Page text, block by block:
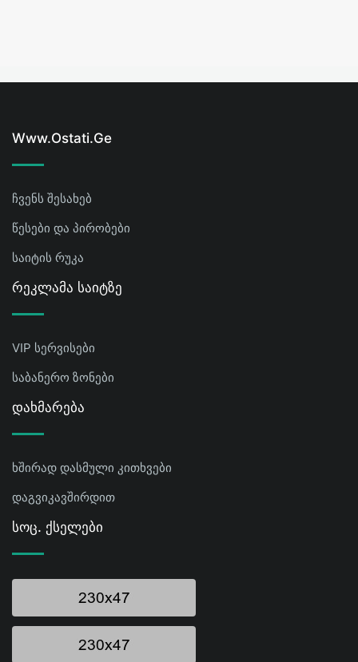
Www.ostati.ge
ჩვენს შესახებ
წესები და პირობები
საიტის რუკა
Რეკლამა Საიტზე
VIP სერვისები
საბანერო ზონები
Დახმარება
ხშირად დასმული კითხვები
დაგვიკავშირდით
Სოც. Ქსელები